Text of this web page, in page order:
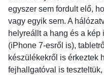
egyszer sem fordult elő,
vagy egyik sem. A
helyreállt a hang és a kép
(iPhone 7-esről is),
készülékekről is érkeztek
fejhallgatóval is